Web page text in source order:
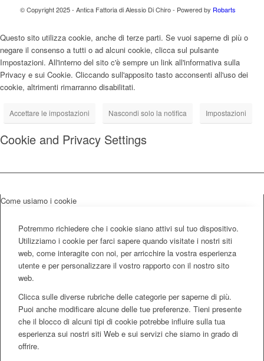
© Copyright 2025 - Antica Fattoria di Alessio Di Chiro - Powered by Robarts
Questo sito utilizza cookie, anche di terze parti. Se vuoi saperne di più o
negare il consenso a tutti o ad alcuni cookie, clicca sul pulsante
Impostazioni. All'interno del sito c'è sempre un link all'informativa sulla
Privacy e sui Cookie. Cliccando sull'apposito tasto acconsenti all'uso dei
cookie, altrimenti rimarranno disabilitati.
Accettare le impostazioni Nascondi solo la notifica Impostazioni
Cookie and Privacy Settings
Come usiamo i cookie
Potremmo richiedere che i cookie siano attivi sul tuo dispositivo.
Utilizziamo i cookie per farci sapere quando visitate i nostri siti
web, come interagite con noi, per arricchire la vostra esperienza
utente e per personalizzare il vostro rapporto con il nostro sito
web.
Clicca sulle diverse rubriche delle categorie per saperne di più.
Puoi anche modificare alcune delle tue preferenze. Tieni presente
che il blocco di alcuni tipi di cookie potrebbe influire sulla tua
esperienza sui nostri siti Web e sui servizi che siamo in grado di
offrire.